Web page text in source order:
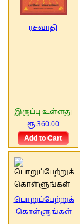
ரசவாதி
இருப்பு உள்ளது
ரூ.360.00
பொறுப்பேற்றுக்
கொள்ளுங்கள்